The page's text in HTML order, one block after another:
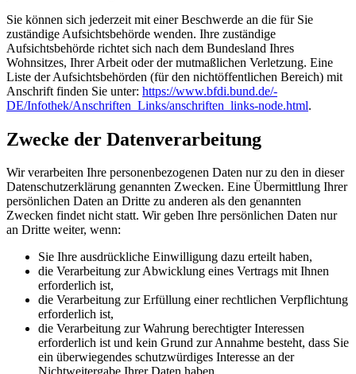
Sie können sich jederzeit mit einer Beschwerde an die für Sie
zuständige Aufsichtsbehörde wenden. Ihre zuständige
Aufsichtsbehörde richtet sich nach dem Bundesland Ihres
Wohnsitzes, Ihrer Arbeit oder der mutmaßlichen Verletzung. Eine
Liste der Aufsichtsbehörden (für den nichtöffentlichen Bereich) mit
Anschrift finden Sie unter: https://www.bfdi.bund.de/­
DE/Infothek/Anschriften_Links/­anschriften_links-node.html.
Zwecke der Datenverarbeitung
Wir verarbeiten Ihre personenbezogenen Daten nur zu den in dieser
Datenschutzerklärung genannten Zwecken. Eine Übermittlung Ihrer
persönlichen Daten an Dritte zu anderen als den genannten
Zwecken findet nicht statt. Wir geben Ihre persönlichen Daten nur
an Dritte weiter, wenn:
Sie Ihre ausdrückliche Einwilligung dazu erteilt haben,
die Verarbeitung zur Abwicklung eines Vertrags mit Ihnen
erforderlich ist,
die Verarbeitung zur Erfüllung einer rechtlichen Verpflichtung
erforderlich ist,
die Verarbeitung zur Wahrung berechtigter Interessen
erforderlich ist und kein Grund zur Annahme besteht, dass Sie
ein überwiegendes schutzwürdiges Interesse an der